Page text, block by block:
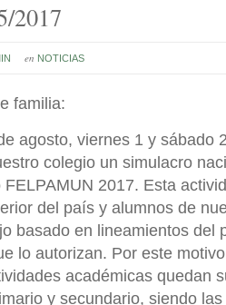
2017
en NOTICIAS
familia:
agosto, viernes 1 y sábado
colegio un simulacro
2017. Esta
del país y alumnos de
basado en lineamientos del
lo autorizan. Por este
académicas quedan
y secundario, siendo